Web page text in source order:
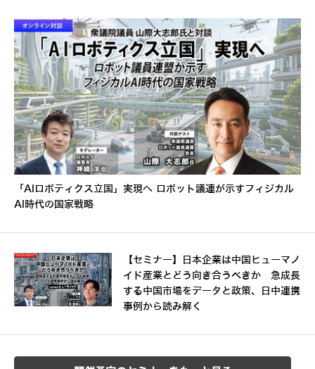
「AIロボティクス立国」実現へ ロボット議連が示すフィジカル
AI時代の国家戦略
【セミナー】日本企業は中国ヒューマノ
イド産業とどう向き合うべきか 急成長
する中国市場をデータと政策、日中連携
事例から読み解く